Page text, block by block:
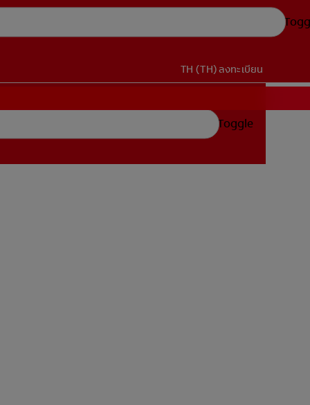
TH (TH)ลงทะเบียน
Toggle